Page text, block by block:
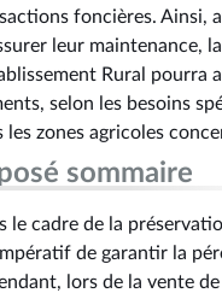
foncières. Ainsi,
leur maintenance,
Rural pourra
selon les besoins
les zones agricoles
sommaire
le cadre de la
de garantir la
lors de la vente